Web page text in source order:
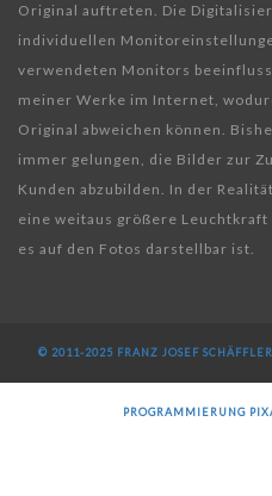
Original auftreten. Die
individuellen
verwendeten Monitors
meiner Werke im Internet,
Original abweichen können.
immer gelungen, die Bilder zur
Kunden abzubilden. In der
eine weitaus größere
es auf den Fotos darstellbar ist.
© 2011-2025 FRANZ JOSEF
PROGRAMMIERUNG